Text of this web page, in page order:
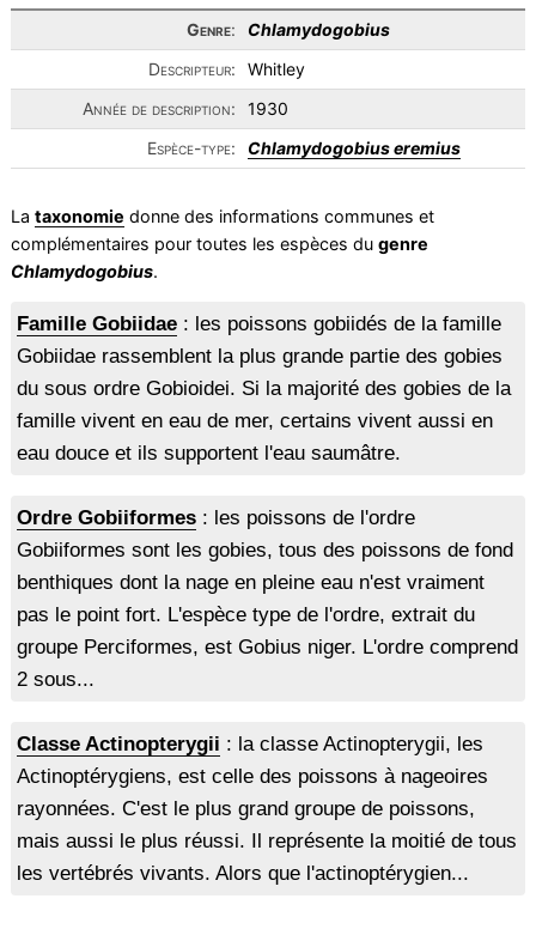
Genre:
Chlamydogobius
Descripteur:
Whitley
Année de description:
1930
Espèce-type:
Chlamydogobius eremius
La taxonomie donne des informations communes et
complémentaires pour toutes les espèces du genre
Chlamydogobius.
Famille Gobiidae: les poissons gobiidés de la famille
Gobiidae rassemblent la plus grande partie des gobies
du sous ordre Gobioidei. Si la majorité des gobies de la
famille vivent en eau de mer, certains vivent aussi en
eau douce et ils supportent l'eau saumâtre.
Ordre Gobiiformes: les poissons de l'ordre
Gobiiformes sont les gobies, tous des poissons de fond
benthiques dont la nage en pleine eau n'est vraiment
pas le point fort. L'espèce type de l'ordre, extrait du
groupe Perciformes, est Gobius niger. L'ordre comprend
2 sous...
Classe Actinopterygii : la classe Actinopterygii, les
Actinoptérygiens, est celle des poissons à nageoires
rayonnées. C'est le plus grand groupe de poissons,
mais aussi le plus réussi. Il représente la moitié de tous
les vertébrés vivants. Alors que l'actinoptérygien...